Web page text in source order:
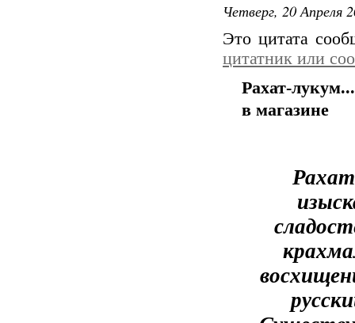
Четверг, 20 Апреля
Это цитата
цитатник или
Рахат-
в магазине